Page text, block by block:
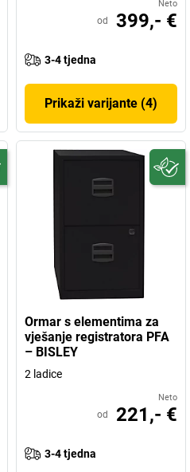
Neto
od 399,- €
3-4 tjedna
Prikaži varijante (4)
Ormar s elementima za
vješanje registratora PFA
– BISLEY
2 ladice
Neto
od 221,- €
3-4 tjedna